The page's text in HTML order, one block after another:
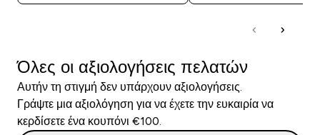
Όλες οι αξιολογήσεις πελατών
Αυτήν τη στιγμή δεν υπάρχουν αξιολογήσεις.
Γράψτε μια αξιολόγηση για να έχετε την ευκαιρία να
κερδίσετε ένα κουπόνι €100.